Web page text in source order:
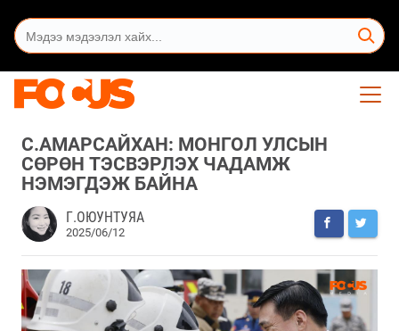
С.АМАРСАЙХАН: МОНГОЛ УЛСЫН
СӨРӨН ТЭСВЭРЛЭХ ЧАДАМЖ
НЭМЭГДЭЖ БАЙНА
Г.ОЮУНТУЯА
2025/06/12